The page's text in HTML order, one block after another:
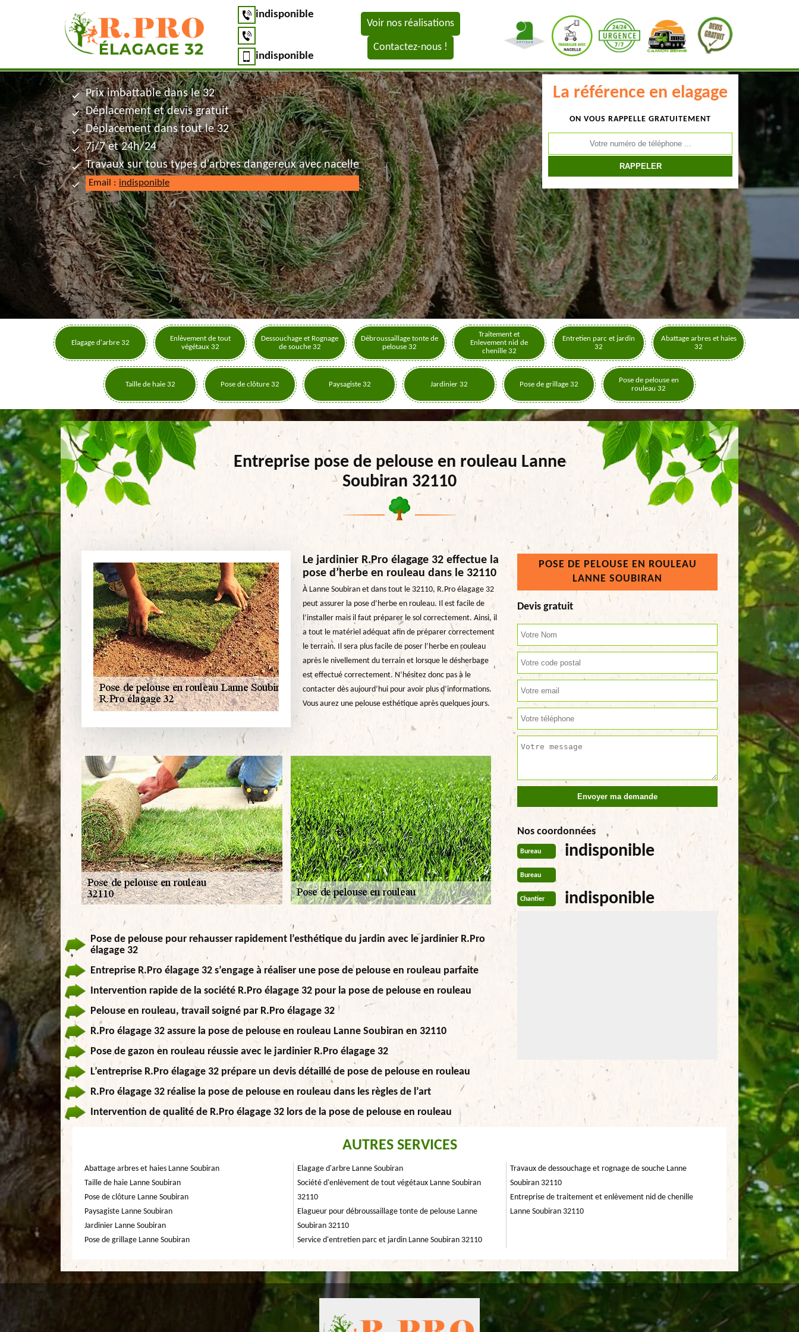
indisponible
indisponible
Voir nos réalisations
Contactez-nous !
La référence en elagage
ON VOUS RAPPELLE GRATUITEMENT
Prix imbattable dans le 32
Déplacement et devis gratuit
Déplacement dans tout le 32
7j/7 et 24h/24
Travaux sur tous types d'arbres dangereux avec nacelle
Email : indisponible
Elagage d'arbre 32
Enlèvement de tout
végétaux 32
Dessouchage et Rognage
de souche 32
Débroussaillage tonte de
pelouse 32
Traitement et
Enlevement nid de
chenille 32
Entretien parc et jardin
32
Abattage arbres et haies
32
Taille de haie 32 Pose de clôture 32 Paysagiste 32 Jardinier 32 Pose de grillage 32
Pose de pelouse en
rouleau 32
Entreprise pose de pelouse en rouleau Lanne
Soubiran 32110
Le jardinier R.Pro élagage 32 effectue la
pose d’herbe en rouleau dans le 32110
À Lanne Soubiran et dans tout le 32110, R.Pro élagage 32
peut assurer la pose d’herbe en rouleau. Il est facile de
l’installer mais il faut préparer le sol correctement. Ainsi, il
a tout le matériel adéquat afin de préparer correctement
le terrain. Il sera plus facile de poser l’herbe en rouleau
après le nivellement du terrain et lorsque le désherbage
est effectué correctement. N’hésitez donc pas à le
contacter dès aujourd’hui pour avoir plus d’informations.
Vous aurez une pelouse esthétique après quelques jours.
Pose de pelouse pour rehausser rapidement l’esthétique du jardin avec le jardinier R.Pro
élagage 32
Entreprise R.Pro élagage 32 s’engage à réaliser une pose de pelouse en rouleau parfaite
Intervention rapide de la société R.Pro élagage 32 pour la pose de pelouse en rouleau
Pelouse en rouleau, travail soigné par R.Pro élagage 32
R.Pro élagage 32 assure la pose de pelouse en rouleau Lanne Soubiran en 32110
Pose de gazon en rouleau réussie avec le jardinier R.Pro élagage 32
L’entreprise R.Pro élagage 32 prépare un devis détaillé de pose de pelouse en rouleau
R.Pro élagage 32 réalise la pose de pelouse en rouleau dans les règles de l’art
Intervention de qualité de R.Pro élagage 32 lors de la pose de pelouse en rouleau
POSE DE PELOUSE EN ROULEAU
LANNE SOUBIRAN
Devis gratuit
Nos coordonnées
Bureau indisponible
Bureau
Chantier indisponible
AUTRES SERVICES
Abattage arbres et haies Lanne Soubiran
Taille de haie Lanne Soubiran
Pose de clôture Lanne Soubiran
Paysagiste Lanne Soubiran
Jardinier Lanne Soubiran
Pose de grillage Lanne Soubiran
Elagage d'arbre Lanne Soubiran
Société d'enlèvement de tout végétaux Lanne Soubiran
32110
Elagueur pour débroussaillage tonte de pelouse Lanne
Soubiran 32110
Service d'entretien parc et jardin Lanne Soubiran 32110
Travaux de dessouchage et rognage de souche Lanne
Soubiran 32110
Entreprise de traitement et enlèvement nid de chenille
Lanne Soubiran 32110